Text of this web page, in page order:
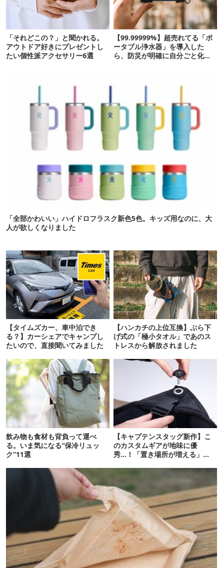
「それどこの？」と聞かれる。
アウトドア好きにプレゼントし
たい個性派アクセサリー6選
【99.99999%】超売れてる「ポ
ータブル浄水器」を導入した
ら、防災が明確に自分ごと化し
「全部かわいい」ハイドロフラスク新色5色。キッズ用なのに、大
人が欲しくなりました
【タイムズカー、車中泊でき
る？】カーシェアでキャンプし
たいので、直接聞いてみました
【ハンカチの上位互換】ぶら下
げ式の「極小タオル」であのス
トレスから解放されました
飲み物も食材も背負って運べ
る。いま気になる“保冷リュッ
ク”11選
【キャプテンスタッグ新作】こ
のカスタムギアが地味に優
秀…！「置き場所が増える」